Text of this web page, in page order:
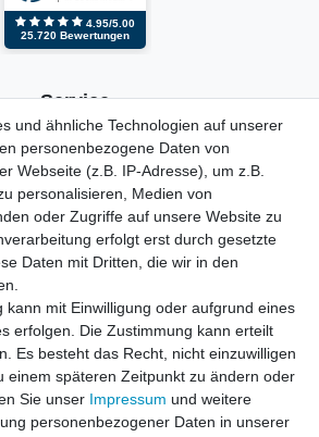
Service
Mein Konto
Widerrufsformular
Reklamation
Informationen
Entsorgung von Altbaterien
& Retouren
*Teil-Widerruf
Versandarten
und ähnliche Technologien auf unserer
personenbezogene Daten von
Webseite (z.B. IP-Adresse), um z.B.
personalisieren, Medien von
oder Zugriffe auf unsere Website zu
erfolgt erst durch gesetzte
Daten mit Dritten, die wir in den
kann mit Einwilligung oder aufgrund eines
erfolgen. Die Zustimmung kann erteilt
Es besteht das Recht, nicht einzuwilligen
einem späteren Zeitpunkt zu ändern oder
Sie unser Impressum und weitere
personenbezogener Daten in unserer